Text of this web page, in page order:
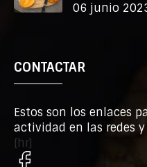
06 junio
CONTACTAR
Estos son los enlaces
actividad en las redes
[hr]